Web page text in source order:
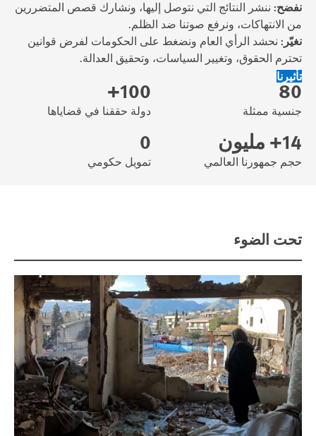
نفضح: ننشر النتائج التي نتوصل إليها، ونشارك قصص المتضررين
من الانتهاكات، ونرفع صوتنا ضد الظلم.
نغيّر: نحشد الرأي العام ونضغط على الحكومات لفرض قوانين
تحترم الحقوق، وتغيير السياسات، وتحقيق العدالة.
تأثيرنا
80
جنسية ممثلة
100+
دولة حققنا في قضاياها
14+ مليون
حجم جمهورنا العالمي
0
تمويل حكومي
تحت الضوء